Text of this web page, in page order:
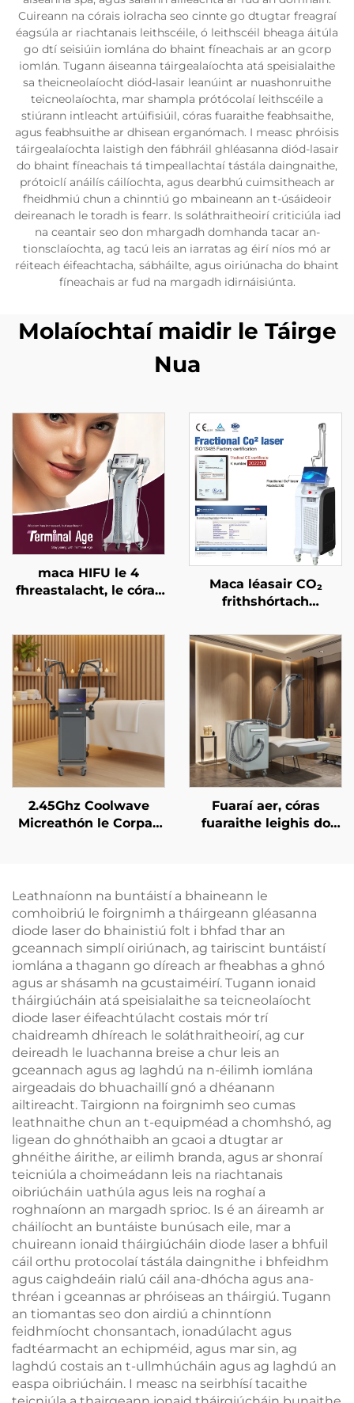
Cuireann na córais iolracha seo cinnte go dtugtar freagraí
éagsúla ar riachtanais leithscéile, ó leithscéil bheaga áitúla
go dtí seisiúin iomlána do bhaint fíneachais ar an gcorp
iomlán. Tugann áiseanna táirgealaíochta atá speisialaithe
sa theicneolaíocht diód-lasair leanúint ar nuashonruithe
teicneolaíochta, mar shampla prótócolaí leithscéile a
stiúrann intleacht artúifisiúil, córas fuaraithe feabhsaithe,
agus feabhsuithe ar dhisean erganómach. I measc phróisis
táirgealaíochta laistigh den fábhráil ghléasanna diód-lasair
do bhaint fíneachais tá timpeallachtaí tástála daingnaithe,
prótoiclí anáilís cáilíochta, agus dearbhú cuimsitheach ar
fheidhmiú chun a chinntiú go mbaineann an t-úsáideoir
deireanach le toradh is fearr. Is soláthraitheoirí criticiúla iad
na ceantair seo don mhargadh domhanda tacar an-
tionsclaíochta, ag tacú leis an iarratas ag éirí níos mó ar
réiteach éifeachtacha, sábháilte, agus oiriúnacha do bhaint
fíneachais ar fud na margadh idirnáisiúnta.
Molaíochtaí maidir le Táirge
Nua
maca HIFU le 4
fhreastalacht, le córas
craiceann, le cruthú an
chorpais, agus le
haghaidh aois
théarmaí
Maca léasair CO₂
frithshórtach
ag an CE Leighis, agus
ag an MMDSAP
2.45Ghz Coolwave
Micreathón le Corpas
umhthacht Aghaidh le
haghaidh Caillteanais
Meáchain, Glanadh
Corpais
Fuaraí aer, córas
fuaraithe leighis do
do úsáid cliniciúil
leanúnach gan
teagmháil
Leathnaíonn na buntáistí a bhaineann le
comhoibriú le foirgnimh a tháirgeann gléasanna
diode laser do bhainistiú folt i bhfad thar an
gceannach simplí oiriúnach, ag tairiscint buntáistí
iomlána a thagann go díreach ar fheabhas a ghnó
agus ar shásamh na gcustaiméirí. Tugann ionaid
tháirgiúcháin atá speisialaithe sa teicneolaíocht
diode laser éifeachtúlacht costais mór trí
chaidreamh dhíreach le soláthraitheoirí, ag cur
deireadh le luachanna breise a chur leis an
gceannach agus ag laghdú na n-éilimh iomlána
airgeadais do bhuachaillí gnó a dhéanann
ailtireacht. Tairgionn na foirgnimh seo cumas
leathnaithe chun an t-equipméad a chomhshó, ag
ligean do ghnóthaibh an gcaoi a dtugtar ar
ghnéithe áirithe, ar eilimh branda, agus ar shonraí
teicniúla a choimeádann leis na riachtanais
oibriúcháin uathúla agus leis na roghaí a
roghnaíonn an margadh sprioc. Is é an áireamh ar
cháilíocht an buntáiste bunúsach eile, mar a
chuireann ionaid tháirgiúcháin diode laser a bhfuil
cáil orthu protocolaí tástála daingnithe i bhfeidhm
agus caighdeáin rialú cáil ana-dhócha agus ana-
thréan i gceannas ar phróiseas an tháirgiú. Tugann
an tiomantas seo don airdiú a chinntíonn
feidhmíocht chonsantach, ionadúlacht agus
fadtéarmacht an echipméid, agus mar sin, ag
laghdú costais an t-ullmhúcháin agus ag laghdú an
easpa oibriúcháin. I measc na seirbhísí tacaithe